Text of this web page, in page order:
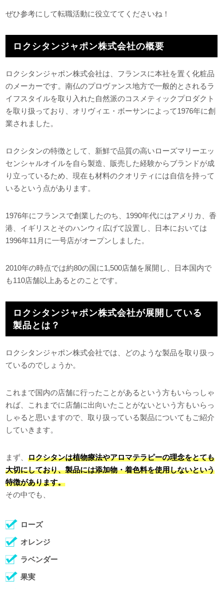
ぜひ参考にして転職活動に役立ててくださいね！
ロクシタンジャポン株式会社の概要
ロクシタンジャポン株式会社は、フランスに本社を置く化粧品
のメーカーです。南仏のプロヴァンス地方で一般的とされるラ
イフスタイルを取り入れた自然派のコスメティックプロダクト
を取り扱っており、オリヴィエ・ボーサンによって1976年に創
業されました。
ロクシタンの特徴として、新鮮で品質の高いローズマリーエッ
センシャルオイルを自ら製造、販売した経験からブランドが成
り立っているため、現在も材料のクオリティには自信を持って
いるという点があります。
1976年にフランスで創業したのち、1990年代にはアメリカ、香
港、イギリスとそのハンウィ広げて設置し、日本においては
1996年11月に一号店がオープンしました。
2010年の時点では約80の国に1,500店舗を展開し、日本国内で
も110店舗以上あるとのことです。
ロクシタンジャポン株式会社が展開している
製品とは？
ロクシタンジャポン株式会社では、どのような製品を取り扱っ
ているのでしょうか。
これまで国内の店舗に行ったことがあるという方もいらっしゃ
れば、これまでに店舗に出向いたことがないという方もいらっ
しゃると思いますので、取り扱っている製品についてもご紹介
していきます。
まず、ロクシタンは植物療法やアロマテラピーの理念をとても
大切にしており、製品には添加物・着色料を使用しないという
特徴があります。
その中でも、
ローズ
オレンジ
ラベンダー
果実